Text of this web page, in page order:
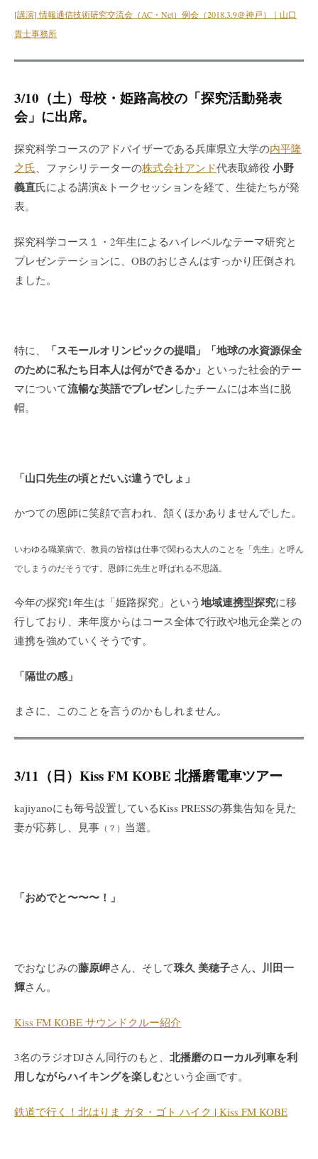
[講演] 情報通信技術研究交流会（AC・Net）例会（2018.3.9＠神戸）｜山口
貴士事務所
3/10（土）母校・姫路高校の「探究活動発表
会」に出席。
探究科学コースのアドバイザーである兵庫県立大学の内平隆
之氏、ファシリテーターの株式会社アンド代表取締役 小野
義直氏による講演&トークセッションを経て、生徒たちが発
表。
探究科学コース１・2年生によるハイレベルなテーマ研究と
プレゼンテーションに、OBのおじさんはすっかり圧倒され
ました。
特に、
「スモールオリンピックの提唱」「地球の水資源保全
のために私たち日本人は何ができるか」 といった社会的テー
マについて流暢な英語でプレゼンしたチームには本当に脱
帽。
「山口先生の頃とだいぶ違うでしょ」
かつての恩師に笑顔で言われ、頷くほかありませんでした。
いわゆる職業病で、教員の皆様は仕事で関わる大人のことを「先生」と呼ん
でしまうのだそうです。恩師に先生と呼ばれる不思議。
今年の探究1年生は「姫路探究」という 地域連携型探究に移
行しており、来年度からはコース全体で行政や地元企業との
連携を強めていくそうです。
「隔世の感」
まさに、このことを言うのかもしれません。
3/11（日）Kiss FM KOBE 北播磨電車ツアー
kajiyanoにも毎号設置しているKiss PRESSの募集告知を見た
妻が応募し、見事 （？） 当選。
「おめでと〜〜〜！」
でおなじみの藤原岬さん、そして珠久 美穂子さん、 川田一
輝さん。
Kiss FM KOBE サウンドクルー紹介
3名のラジオDJさん同行のもと、 北播磨のローカル列車を利
用しながらハイキングを楽しむという企画です。
鉄道で行く！北はりま ガタ・ゴト ハイク | Kiss FM KOBE